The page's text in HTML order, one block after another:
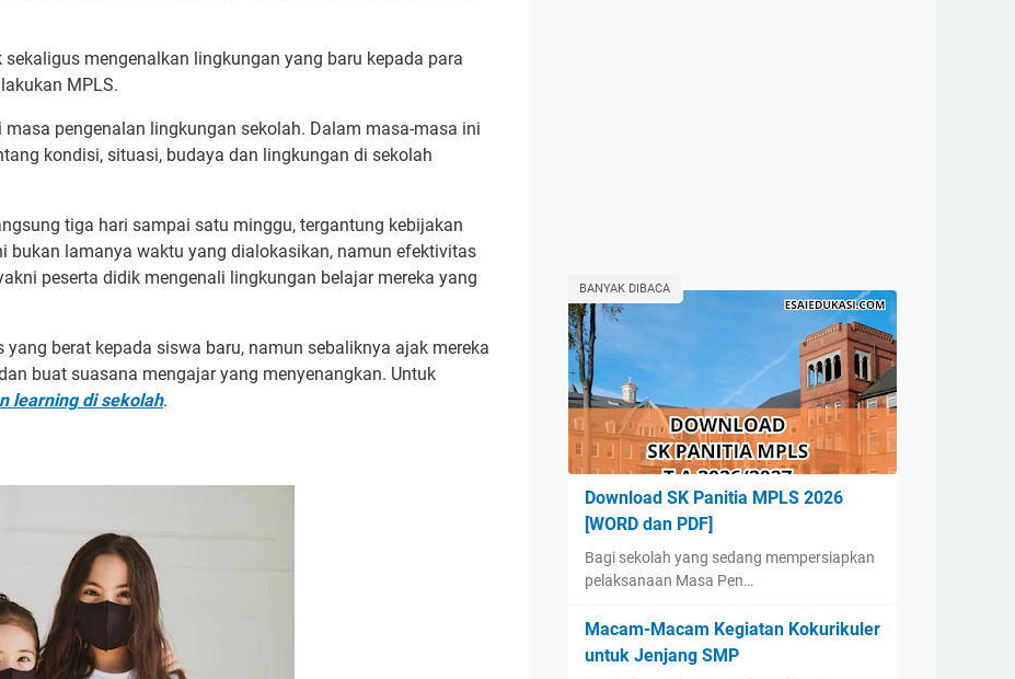
mengenalkan lingkungan yang baru kepada para
MPLS.
pengenalan lingkungan sekolah. Dalam masa-masa ini
kondisi, situasi, budaya dan lingkungan di sekolah
tiga hari sampai satu minggu, tergantung kebijakan
bukan lamanya waktu yang dialokasikan, namun efektivitas
peserta didik mengenali lingkungan belajar mereka yang
berat kepada siswa baru, namun sebaliknya ajak mereka
buat suasana mengajar yang menyenangkan. Untuk
learning di sekolah.
BANYAK DIBACA
Download SK Panitia MPLS 2026
[WORD dan PDF]
Bagi sekolah yang sedang mempersiapkan
pelaksanaan Masa Pen…
Macam-Macam Kegiatan Kokurikuler
untuk Jenjang SMP